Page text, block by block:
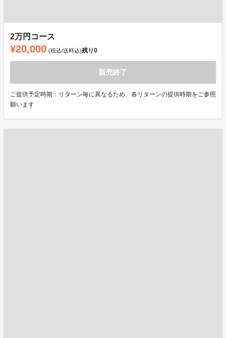
2万円コース
¥20,000 (税込/送料込)残り0
販売終了
ご提供予定時期：リターン毎に異なるため、各リターンの提供時期をご参照
願います